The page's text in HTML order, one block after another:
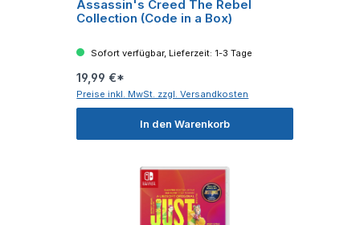
Assassin's Creed The Rebel
Collection (Code in a Box)
Sofort verfügbar, Lieferzeit: 1-3 Tage
19,99 €*
Preise inkl. MwSt. zzgl. Versandkosten
In den Warenkorb